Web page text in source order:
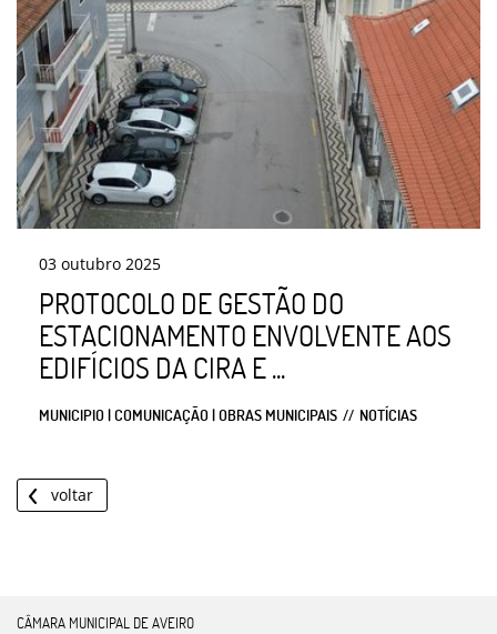
03 outubro 2025
PROTOCOLO DE GESTÃO DO
ESTACIONAMENTO ENVOLVENTE AOS
EDIFÍCIOS DA CIRA E ...
MUNICIPIO | COMUNICAÇÃO | OBRAS MUNICIPAIS NOTÍCIAS
voltar
CÂMARA MUNICIPAL DE AVEIRO